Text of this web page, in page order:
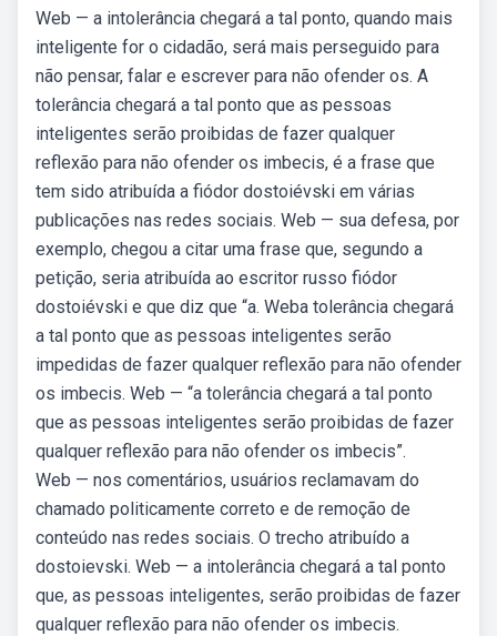
Web — a intolerância chegará a tal ponto, quando mais
inteligente for o cidadão, será mais perseguido para
não pensar, falar e escrever para não ofender os. A
tolerância chegará a tal ponto que as pessoas
inteligentes serão proibidas de fazer qualquer
reflexão para não ofender os imbecis, é a frase que
tem sido atribuída a fiódor dostoiévski em várias
publicações nas redes sociais. Web — sua defesa, por
exemplo, chegou a citar uma frase que, segundo a
petição, seria atribuída ao escritor russo fiódor
dostoiévski e que diz que “a. Weba tolerância chegará
a tal ponto que as pessoas inteligentes serão
impedidas de fazer qualquer reflexão para não ofender
os imbecis. Web — “a tolerância chegará a tal ponto
que as pessoas inteligentes serão proibidas de fazer
qualquer reflexão para não ofender os imbecis”.
Web — nos comentários, usuários reclamavam do
chamado politicamente correto e de remoção de
conteúdo nas redes sociais. O trecho atribuído a
dostoievski. Web — a intolerância chegará a tal ponto
que, as pessoas inteligentes, serão proibidas de fazer
qualquer reflexão para não ofender os imbecis.